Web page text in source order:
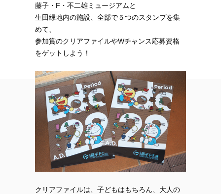
藤子・F・不二雄ミュージアムと
生田緑地内の施設、全部で５つのスタンプを集
めて、
参加賞のクリアファイルやWチャンス応募資格
をゲットしよう！
クリアファイルは、子どもはもちろん、大人の